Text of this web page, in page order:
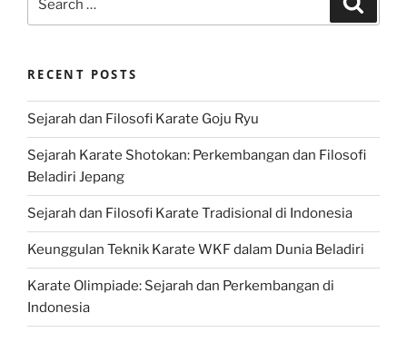
for:
RECENT POSTS
Sejarah dan Filosofi Karate Goju Ryu
Sejarah Karate Shotokan: Perkembangan dan Filosofi
Beladiri Jepang
Sejarah dan Filosofi Karate Tradisional di Indonesia
Keunggulan Teknik Karate WKF dalam Dunia Beladiri
Karate Olimpiade: Sejarah dan Perkembangan di
Indonesia